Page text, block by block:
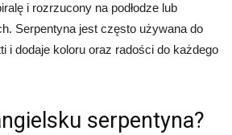
i rozrzucony na podłodze lub
Serpentyna jest często używana do
i dodaje koloru oraz radości do każdego
serpentyna?